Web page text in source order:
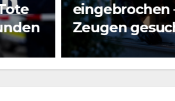
eingebrochen –
Zeugen gesucht